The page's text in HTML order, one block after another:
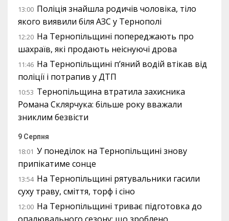
13:00 Поліція знайшла родичів чоловіка, тіло
якого виявили біля АЗС у Тернополі
12:20 На Тернопільщині попереджають про
шахраїв, які продають неіснуючі дрова
11:46 На Тернопільщині п’яний водій втікав від
поліції і потрапив у ДТП
10:53 Тернопільщина втратила захисника
Романа Склярчука: більше року вважали
зниклим безвісти
9 Серпня
18:01 У понеділок на Тернопільщині знову
припікатиме сонце
13:54 На Тернопільщині рятувальники гасили
суху траву, сміття, торф і сіно
12:00 На Тернопільщині триває підготовка до